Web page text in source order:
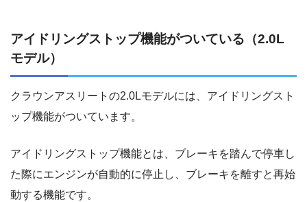
アイドリングストップ機能がついている（2.0L
モデル）
クラウンアスリートの2.0Lモデルには、アイドリングスト
ップ機能がついています。
アイドリングストップ機能とは、ブレーキを踏んで停車し
た際にエンジンが自動的に停止し、ブレーキを離すと再始
動する機能です。